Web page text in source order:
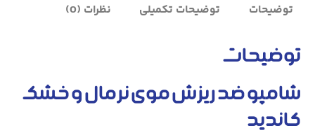
توضیحات توضیحات تکمیلی نظرات (0)
توضیحات
شامپو ضد ریزش موی نرمال و خشک
کاندید